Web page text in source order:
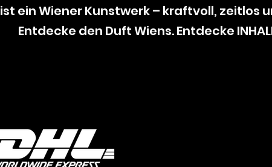
ein Wiener Kunstwerk – kraftvoll, zeitlos
Entdecke den Duft Wiens. Entdecke